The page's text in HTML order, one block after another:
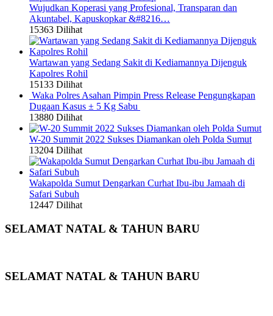
Wujudkan Koperasi yang Profesional, Transparan dan
Akuntabel, Kapuskopkar &#8216…
15363 Dilihat
Wartawan yang Sedang Sakit di Kediamannya Dijenguk
Kapolres Rohil
15133 Dilihat
Waka Polres Asahan Pimpin Press Release Pengungkapan
Dugaan Kasus ± 5 Kg Sabu
13880 Dilihat
W-20 Summit 2022 Sukses Diamankan oleh Polda Sumut
13204 Dilihat
Wakapolda Sumut Dengarkan Curhat Ibu-ibu Jamaah di
Safari Subuh
12447 Dilihat
SELAMAT NATAL & TAHUN BARU
SELAMAT NATAL & TAHUN BARU